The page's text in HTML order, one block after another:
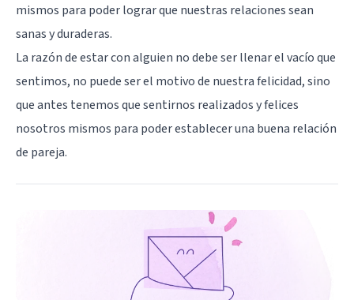
mismos para poder lograr que nuestras relaciones sean
sanas y duraderas.
La razón de estar con alguien no debe ser llenar el vacío que
sentimos, no puede ser el motivo de nuestra felicidad, sino
que antes tenemos que sentirnos realizados y felices
nosotros mismos para poder establecer una buena relación
de pareja.